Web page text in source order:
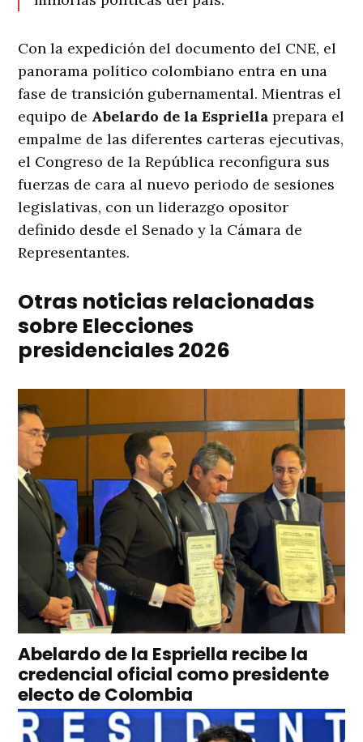
Con la expedición del documento del CNE, el
panorama político colombiano entra en una
fase de transición gubernamental. Mientras el
equipo de Abelardo de la Espriella prepara el
empalme de las diferentes carteras ejecutivas,
el Congreso de la República reconfigura sus
fuerzas de cara al nuevo periodo de sesiones
legislativas, con un liderazgo opositor
definido desde el Senado y la Cámara de
Representantes.
Otras noticias relacionadas
sobre Elecciones
presidenciales 2026
Abelardo de la Espriella recibe la
credencial oficial como presidente
electo de Colombia